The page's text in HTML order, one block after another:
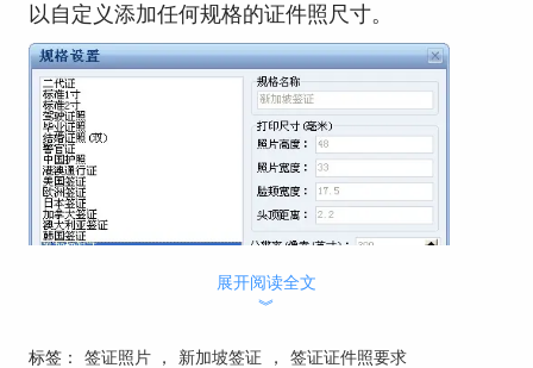
以自定义添加任何规格的证件照尺寸。
展开阅读全文
︾
标签： 签证照片 ， 新加坡签证 ， 签证证件照要求